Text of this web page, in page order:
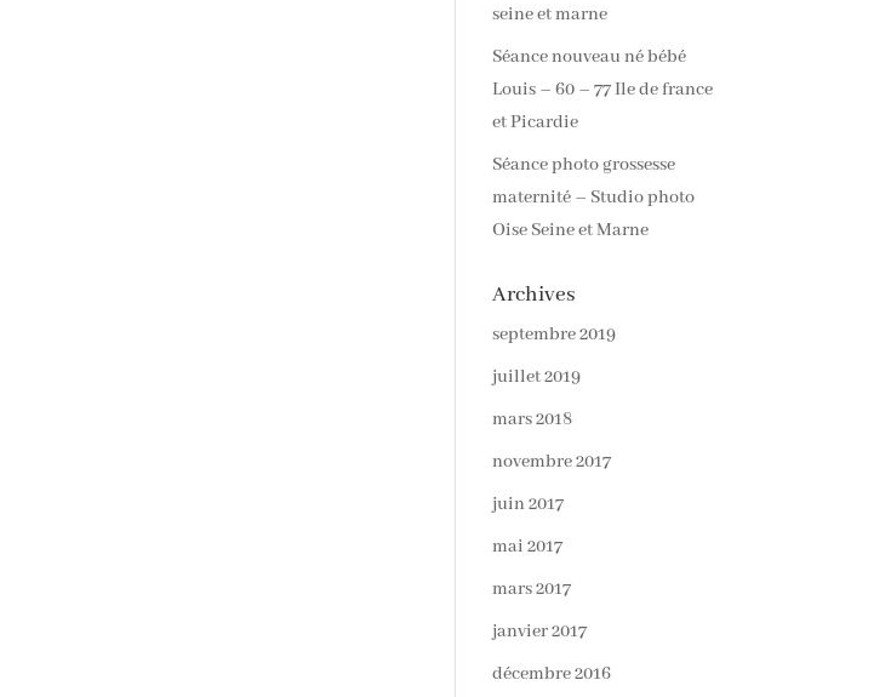
seine et marne
Séance nouveau né bébé
Louis – 60 – 77 Ile de france
et Picardie
Séance photo grossesse
maternité – Studio photo
Oise Seine et Marne
Archives
septembre 2019
juillet 2019
mars 2018
novembre 2017
juin 2017
mai 2017
mars 2017
janvier 2017
décembre 2016